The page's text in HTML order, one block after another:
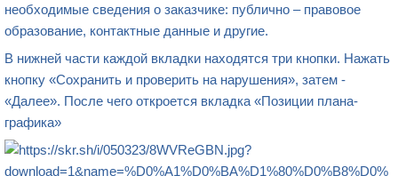
необходимые сведения о заказчике: публично – правовое
образование, контактные данные и другие.
В нижней части каждой вкладки находятся три кнопки. Нажать
кнопку «Сохранить и проверить на нарушения», затем -
«Далее». После чего откроется вкладка «Позиции плана-
графика»